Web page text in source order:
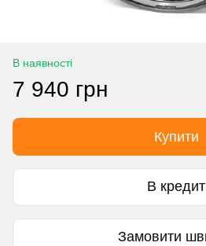
В наявності
7 940 грн
Купити
В кредит
Замовити